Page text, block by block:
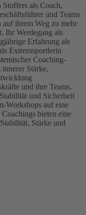
als Coach,
und Teams
auf ihrem Weg zu mehr
Ihr Werdegang als
Erfahrung als
Extremsportlerin
Coaching-
Stärke,
und ihre Teams.
und Sicherheit
Workshops auf eine
bieten eine
Stärke und